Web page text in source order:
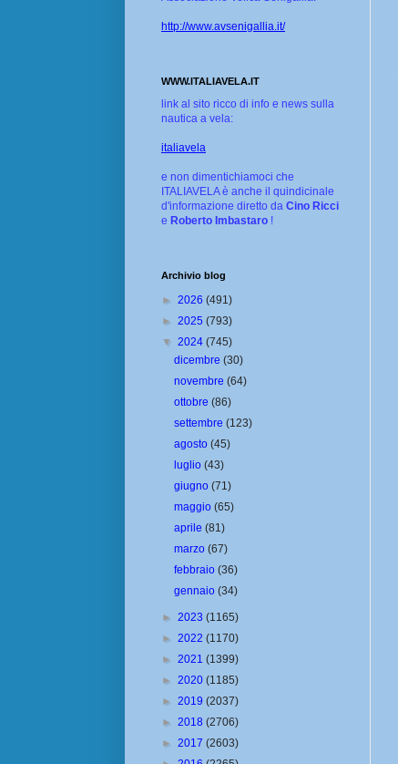
http://www.avsenigallia.it/
WWW.ITALIAVELA.IT
link al sito ricco di info e news sulla
nautica a vela:
italiavela
e non dimentichiamoci che
ITALIAVELA è anche il quindicinale
d'informazione diretto da Cino Ricci
e Roberto Imbastaro !
Archivio blog
► 2026 (491)
► 2025 (793)
▼ 2024 (745)
dicembre(30)
novembre(64)
ottobre(86)
settembre(123)
agosto(45)
luglio(43)
giugno(71)
maggio(65)
aprile(81)
marzo(67)
febbraio(36)
gennaio(34)
► 2023 (1165)
► 2022 (1170)
► 2021 (1399)
► 2020 (1185)
► 2019 (2037)
► 2018 (2706)
► 2017 (2603)